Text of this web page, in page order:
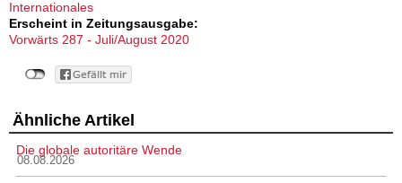
Internationales
Erscheint in Zeitungsausgabe:
Vorwärts 287 - Juli/August 2020
Ähnliche Artikel
Die globale autoritäre Wende
08.08.2026